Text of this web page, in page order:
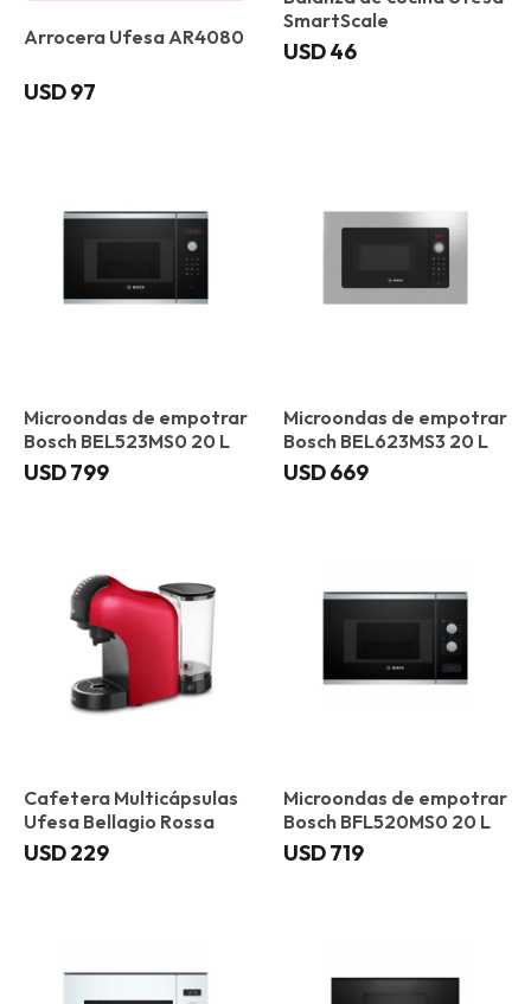
Arrocera Ufesa AR4080
USD97
SmartScale
USD46
Microondas de empotrar
Bosch BEL523MS0 20 L
USD799
Microondas de empotrar
Bosch BEL623MS3 20 L
USD669
Cafetera Multicápsulas
Ufesa Bellagio Rossa
USD229
Microondas de empotrar
Bosch BFL520MS0 20 L
USD719